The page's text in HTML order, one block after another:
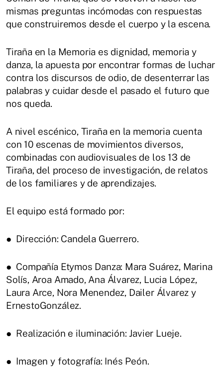
mismas preguntas incómodas con respuestas
que construiremos desde el cuerpo y la escena.
Tiraña en la Memoria es dignidad, memoria y
danza, la apuesta por encontrar formas de luchar
contra los discursos de odio, de desenterrar las
palabras y cuidar desde el pasado el futuro que
nos queda.
A nivel escénico, Tiraña en la memoria cuenta
con 10 escenas de movimientos diversos,
combinadas con audiovisuales de los 13 de
Tiraña, del proceso de investigación, de relatos
de los familiares y de aprendizajes.
El equipo está formado por:
● Dirección: Candela Guerrero.
● Compañía Etymos Danza: Mara Suárez, Marina
Solís, Aroa Amado, Ana Álvarez, Lucia López,
Laura Arce, Nora Menendez, Dailer Álvarez y
ErnestoGonzález.
● Realización e iluminación: Javier Lueje.
● Imagen y fotografía: Inés Peón.